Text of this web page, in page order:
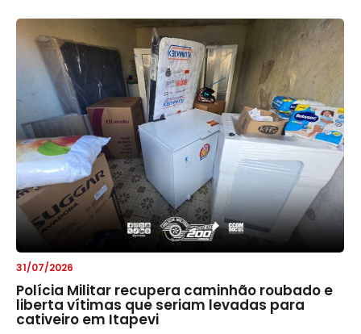
31/07/2026
Polícia Militar recupera caminhão roubado e
liberta vítimas que seriam levadas para
cativeiro em Itapevi